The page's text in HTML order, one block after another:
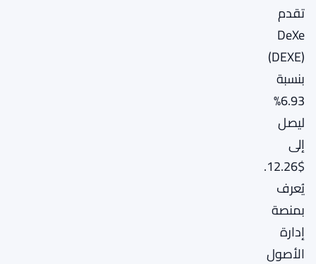
تقدم
DeXe
(DEXE)
بنسبة
6.93%
ليصل
إلى
$12.26.
يُعرف
بمنصة
إدارة
الأصول